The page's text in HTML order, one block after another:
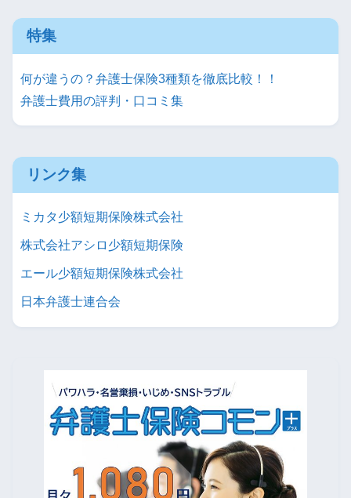
特集
何が違うの？弁護士保険3種類を徹底比較！！
弁護士費用の評判・口コミ集
リンク集
ミカタ少額短期保険株式会社
株式会社アシロ少額短期保険
エール少額短期保険株式会社
日本弁護士連合会